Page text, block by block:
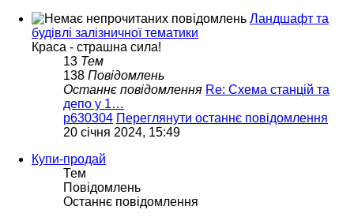
Ландшафт та
будівлі залізничної тематики
Краса - страшна сила!
13 Тем
138 Повідомлень
Останнє повідомлення Re: Схема станцій та
депо у 1…
p630304 Переглянути останнє повідомлення
20 січня 2024, 15:49
Купи-продай
Тем
Повідомлень
Останнє повідомлення